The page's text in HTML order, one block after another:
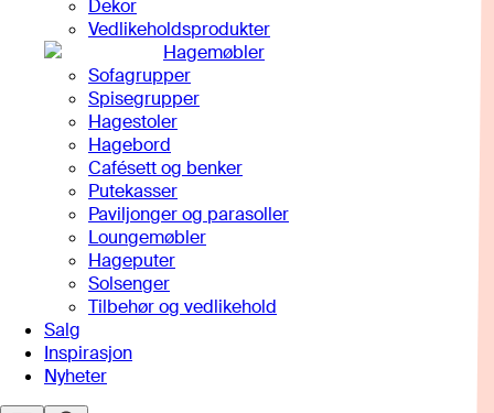
Dekor
Vedlikeholdsprodukter
Hagemøbler
Sofagrupper
Spisegrupper
Hagestoler
Hagebord
Cafésett og benker
Putekasser
Paviljonger og parasoller
Loungemøbler
Hageputer
Solsenger
Tilbehør og vedlikehold
Salg
Inspirasjon
Nyheter